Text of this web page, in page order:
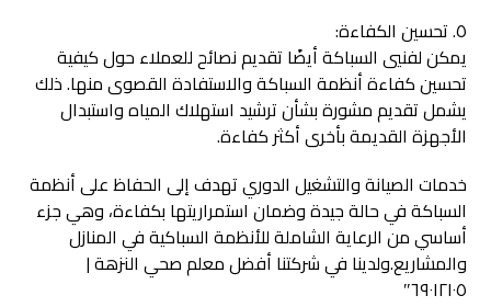
٥. تحسين الكفاءة:
يمكن لفنيي السباكة أيضًا تقديم نصائح للعملاء حول كيفية
تحسين كفاءة أنظمة السباكة والاستفادة القصوى منها. ذلك
يشمل تقديم مشورة بشأن ترشيد استهلاك المياه واستبدال
الأجهزة القديمة بأخرى أكثر كفاءة.
خدمات الصيانة والتشغيل الدوري تهدف إلى الحفاظ على أنظمة
السباكة في حالة جيدة وضمان استمراريتها بكفاءة، وهي جزء
أساسي من الرعاية الشاملة للأنظمة السباكية في المنازل
والمشاريع.ولدينا في شركتنا أفضل معلم صحي النزهة |
٦٩٠١٢١٠٥″